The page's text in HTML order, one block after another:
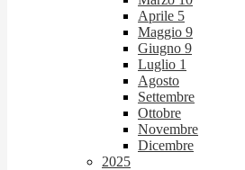
Aprile 5
Maggio 9
Giugno 9
Luglio 1
Agosto
Settembre
Ottobre
Novembre
Dicembre
2025